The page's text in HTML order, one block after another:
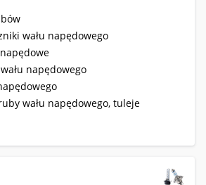
wału napędowego
napędowe
napędowego
wału napędowego, tuleje